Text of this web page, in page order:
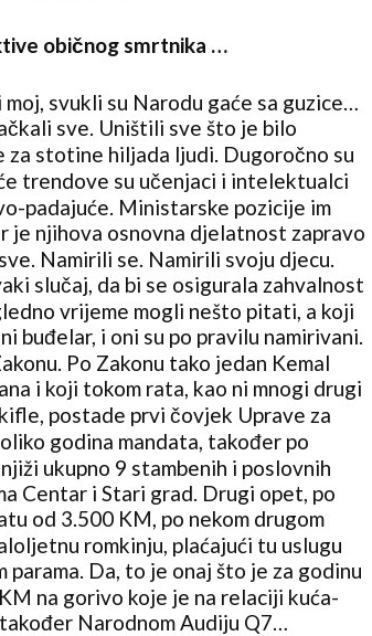
običnog smrtnika …
moj, svukli su Narodu gaće sa guzice…
sve. Uništili sve što je bilo
stotine hiljada ljudi. Dugoročno su
trendove su učenjaci i intelektualci
padajuće. Ministarske pozicije im
je njihova osnovna djelatnost zapravo
Namirili se. Namirili svoju djecu.
slučaj, da bi se osigurala zahvalnost
vrijeme mogli nešto pitati, a koji
buđelar, i oni su po pravilu namirivani.
Po Zakonu tako jedan Kemal
i koji tokom rata, kao ni mnogi drugi
postade prvi čovjek Uprave za
godina mandata, također po
ukupno 9 stambenih i poslovnih
Centar i Stari grad. Drugi opet, po
od 3.500 KM, po nekom drugom
romkinju, plaćajući tu uslugu
Da, to je onaj što je za godinu
na gorivo koje je na relaciji kuća-
Narodnom Audiju Q7…